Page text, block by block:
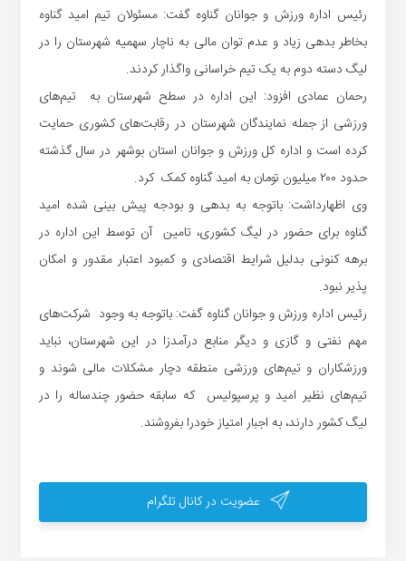
رئیس اداره ورزش و جوانان گناوه گفت: مسئولان تیم امید گناوه
بخاطر بدهی زیاد و عدم توان مالی به ناچار سهمیه شهرستان را در
لیگ دسته دوم به یک تیم خراسانی واگذار کردند.
رحمان عمادی افزود: این اداره در سطح شهرستان به تیم‌های
ورزشی از جمله نمایندگان شهرستان در رقابت‌های کشوری حمایت
کرده‌ است و اداره کل ورزش و جوانان استان بوشهر در سال گذشته
حدود ۲۰۰ میلیون تومان به امید گناوه کمک کرد.
وی اظهارداشت: باتوجه به بدهی و بودجه پیش بینی شده امید
گناوه برای حضور در لیگ کشوری، تامین آن توسط این اداره در
برهه کنونی بدلیل شرایط اقتصادی و کمبود اعتبار مقدور و امکان
پذیر نبود.
رئیس اداره ورزش و جوانان گناوه گفت: باتوجه به وجود شرکت‌های
مهم نفتی و گازی و دیگر منابع درآمدزا در این شهرستان، نباید
ورزشکاران و تیم‌های ورزشی منطقه دچار مشکلات مالی شوند و
تیم‌های نظیر امید و پرسپولیس که سابقه حضور چندساله را در
لیگ کشور دارند، به اجبار امتیاز خودرا بفروشند.
عضویت در کانال تلگرام